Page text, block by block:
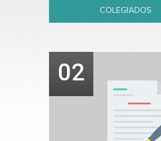
COLEGIADOS
02